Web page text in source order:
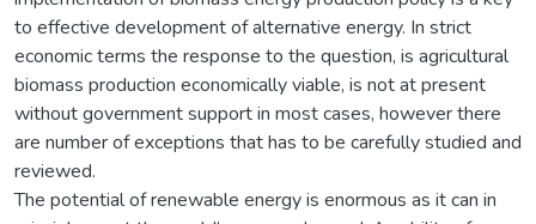
to effective development of alternative energy. In strict
economic terms the response to the question, is agricultural
biomass production economically viable, is not at present
without government support in most cases, however there
are number of exceptions that has to be carefully studied and
reviewed.
The potential of renewable energy is enormous as it can in